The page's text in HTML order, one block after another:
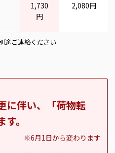
1,730
円
2,080円
途ご連絡ください
に伴い、「荷物転
。
※6月1日から変わります